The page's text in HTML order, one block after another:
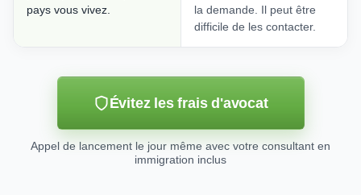
pays vous vivez.
la demande. Il peut être
difficile de les contacter.
Évitez les frais d'avocat
Appel de lancement le jour même avec votre consultant en
immigration inclus